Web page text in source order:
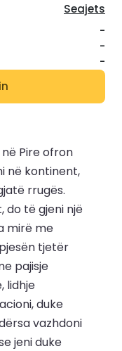
Seajets
-
-
-
Pire ofron
në kontinent,
rrugës.
do të gjeni një
mirë me
tjetër
pajisje
lidhje
duke
vazhdoni
jeni duke